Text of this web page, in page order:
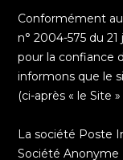
Conformément
n° 2004-575 du
pour la confiance
informons que le
(ci-après « le Site
La société Poste
Société Anonyme